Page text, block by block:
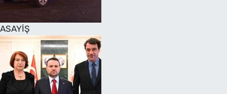
ASAYİŞ